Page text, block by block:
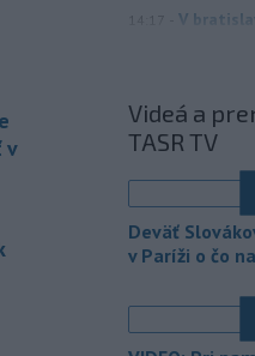
v
V
TASR
nebezpečenstvo.
na festivale
úroveň hluku. Je
ďalej od
chrániče sluchu
12:49 - Podporu
Videá a
TASR TV
Deväť
v Paríži o čo